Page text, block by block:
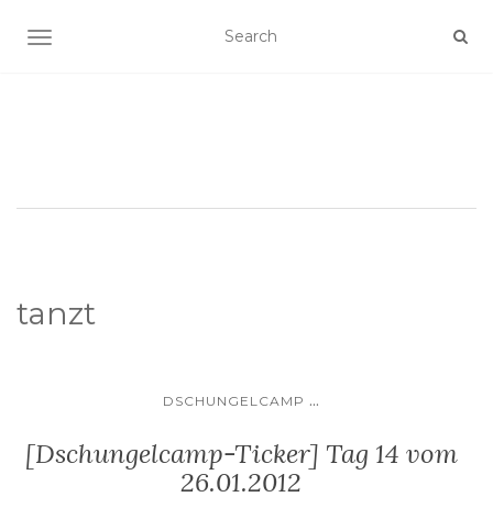
SCHALTE NAVIGATION
tanzt
DSCHUNGELCAMP ...
[Dschungelcamp-Ticker] Tag 14 vom
26.01.2012